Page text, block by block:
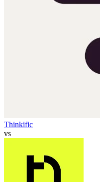
Thinkific
vs